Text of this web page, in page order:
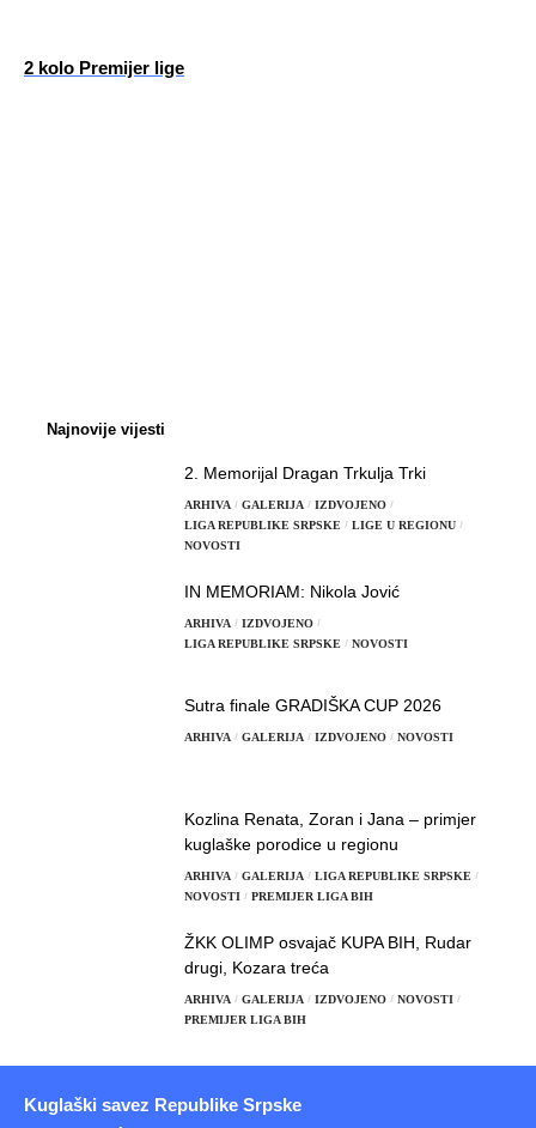
2 kolo Premijer lige
Najnovije vijesti
2. Memorijal Dragan Trkulja Trki
ARHIVA GALERIJA
IZDVOJENO
LIGA REPUBLIKE SRPSKE
LIGE U REGIONU
NOVOSTI
IN MEMORIAM: Nikola Jović
ARHIVA
IZDVOJENO
LIGA REPUBLIKE SRPSKE
NOVOSTI
Sutra finale GRADIŠKA CUP 2026
ARHIVA GALERIJA IZDVOJENO NOVOSTI
Kozlina Renata, Zoran i Jana – primjer
kuglaške porodice u regionu
ARHIVA GALERIJA
LIGA REPUBLIKE SRPSKE
NOVOSTI
PREMIJER LIGA BIH
ŽKK OLIMP osvajač KUPA BIH, Rudar
drugi, Kozara treća
ARHIVA GALERIJA IZDVOJENO
NOVOSTI
PREMIJER LIGA BIH
Kuglaški savez Republike Srpske